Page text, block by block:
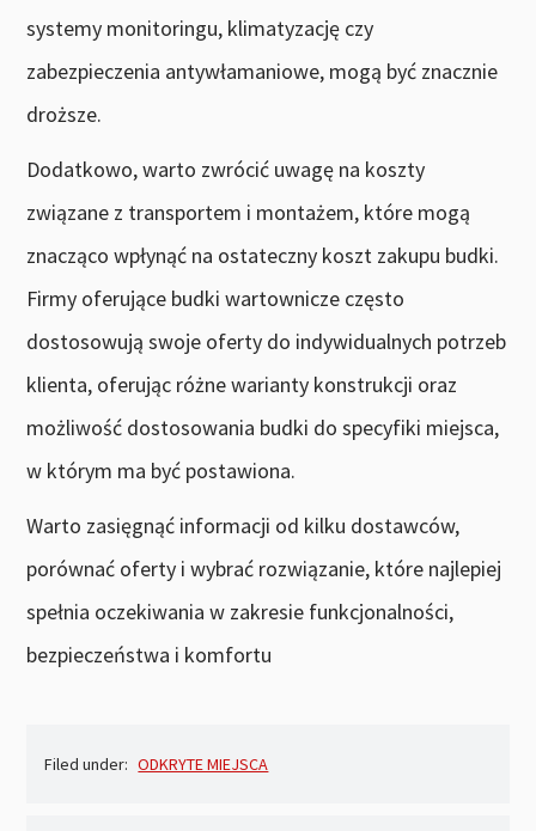
systemy monitoringu, klimatyzację czy
zabezpieczenia antywłamaniowe, mogą być znacznie
droższe.
Dodatkowo, warto zwrócić uwagę na koszty
związane z transportem i montażem, które mogą
znacząco wpłynąć na ostateczny koszt zakupu budki.
Firmy oferujące budki wartownicze często
dostosowują swoje oferty do indywidualnych potrzeb
klienta, oferując różne warianty konstrukcji oraz
możliwość dostosowania budki do specyfiki miejsca,
w którym ma być postawiona.
Warto zasięgnąć informacji od kilku dostawców,
porównać oferty i wybrać rozwiązanie, które najlepiej
spełnia oczekiwania w zakresie funkcjonalności,
bezpieczeństwa i komfortu
Filed under: ODKRYTE MIEJSCA